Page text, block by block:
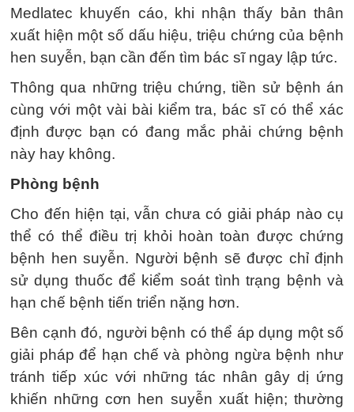
Medlatec khuyến cáo, khi nhận thấy bản thân
xuất hiện một số dấu hiệu, triệu chứng của bệnh
hen suyễn, bạn cần đến tìm bác sĩ ngay lập tức.
Thông qua những triệu chứng, tiền sử bệnh án
cùng với một vài bài kiểm tra, bác sĩ có thể xác
định được bạn có đang mắc phải chứng bệnh
này hay không.
Phòng bệnh
Cho đến hiện tại, vẫn chưa có giải pháp nào cụ
thể có thể điều trị khỏi hoàn toàn được chứng
bệnh hen suyễn. Người bệnh sẽ được chỉ định
sử dụng thuốc để kiểm soát tình trạng bệnh và
hạn chế bệnh tiến triển nặng hơn.
Bên cạnh đó, người bệnh có thể áp dụng một số
giải pháp để hạn chế và phòng ngừa bệnh như
tránh tiếp xúc với những tác nhân gây dị ứng
khiến những cơn hen suyễn xuất hiện; thường